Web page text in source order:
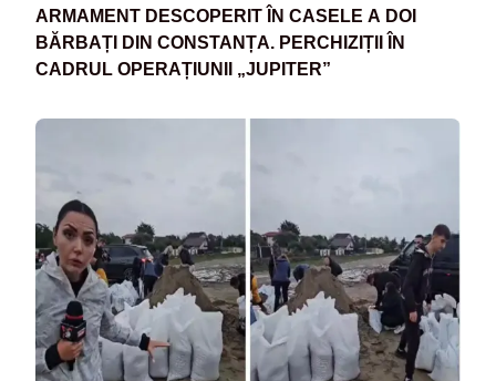
ARMAMENT DESCOPERIT ÎN CASELE A DOI
BĂRBAȚI DIN CONSTANȚA. PERCHIZIȚII ÎN
CADRUL OPERAȚIUNII „JUPITER”